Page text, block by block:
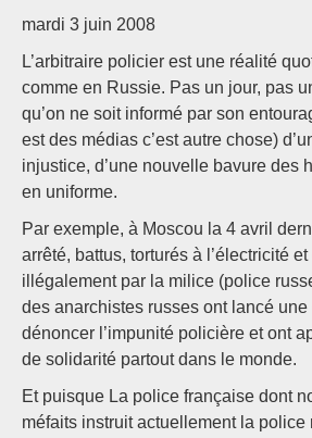
mardi 3 juin 2008
L’arbitraire policier est une réalité
comme en Russie. Pas un jour, pas
qu’on ne soit informé par son
est des médias c’est autre chose)
injustice, d’une nouvelle bavure des
en uniforme.
Par exemple, à Moscou la 4 avril
arrêté, battus, torturés à l’électricité
illégalement par la milice (police
des anarchistes russes ont lancé
dénoncer l’impunité policière et ont
de solidarité partout dans le monde.
Et puisque La police française dont
méfaits instruit actuellement la police